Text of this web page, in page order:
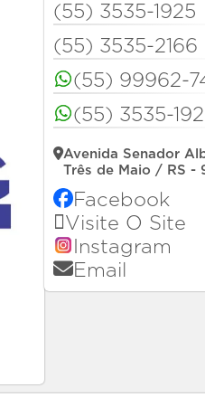
(55) 3535-1925
(55) 3535-2166
(55) 99962-
(55) 3535-
Avenida Senador
Três de Maio / RS -
Facebook
Visite O Site
Instagram
Email